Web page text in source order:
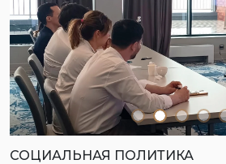
СОЦИАЛЬНАЯ ПОЛИТИКА